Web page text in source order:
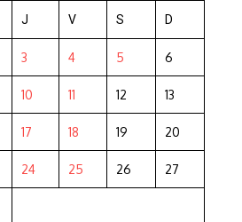
J V S D
3 4 5 6
10 11 12 13
17 18 19 20
24 25 26 27